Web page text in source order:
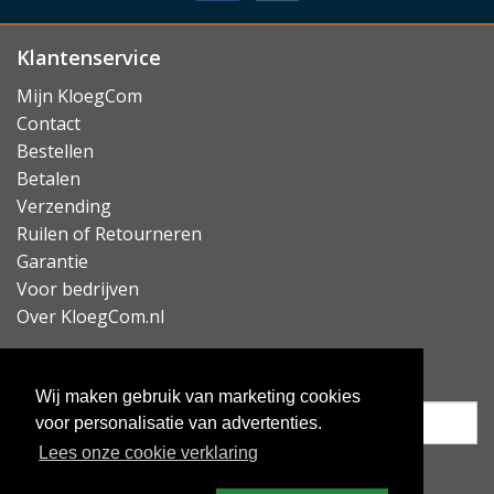
Wij maken gebruik van marketing cookies
voor personalisatie van advertenties.
Lees onze cookie verklaring
u uw dikke portemonnee voortaan thuis laten.
Klantenservice
Mijn KloegCom
Contact
Bestellen
Betalen
Verzending
Ruilen of Retourneren
Garantie
Voor bedrijven
Over KloegCom.nl